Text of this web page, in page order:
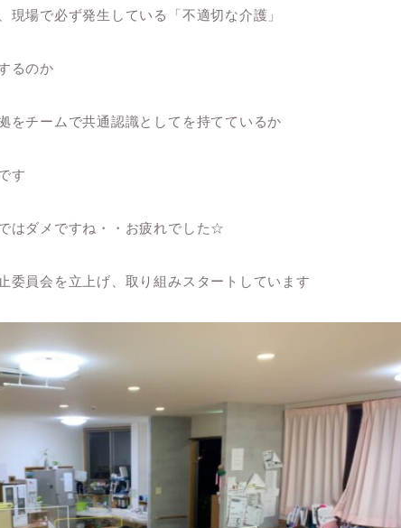
現場で必ず発生している「不適切な介護」
るのか
をチームで共通認識としてを持てているか
す
はダメですね・・お疲れでした☆
委員会を立上げ、取り組みスタートしています